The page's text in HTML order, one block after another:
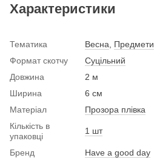
Характеристики
Тематика Весна
Предмети
Формат скотчу
Суцільний
Довжина
2 м
Ширина
6 см
Матеріал
Прозора плівка
Кількість в
упаковці
1 шт
Бренд
Have a good day